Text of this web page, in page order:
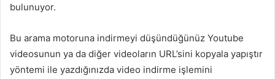
bulunuyor.
Bu arama motoruna indirmeyi düşündüğünüz Youtube
videosunun ya da diğer videoların URL’sini kopyala yapıştır
yöntemi ile yazdığınızda video indirme işlemini